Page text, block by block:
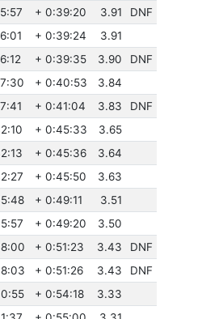
+ 0:39:20 3.91
DNF
+ 0:39:24
3.91
+ 0:39:35 3.90
DNF
+ 0:40:53
3.84
+ 0:41:04 3.83
DNF
+ 0:45:33
3.65
+ 0:45:36
3.64
+ 0:45:50
3.63
+ 0:49:11
3.51
+ 0:49:20
3.50
+ 0:51:23 3.43
DNF
+ 0:51:26 3.43
DNF
+ 0:54:18
3.33